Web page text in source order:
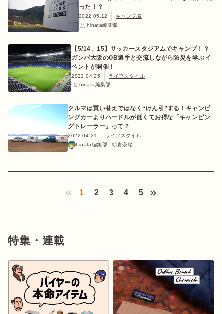
った！？
2022.05.12
キャンプ場
hinata編集部
【5/14、15】サッカースタジアムでキャンプ！？
ガンバ大阪のOB選手と交流しながら防災を学ぶイ
ベントが開催！
2022.04.25
ライフスタイル
hinata編集部
クルマは買い替えではなく“けん引”する！キャンピ
ングカーよりハードルが低くてお得な「キャンピン
グトレーラー」って？
2022.04.21
ライフスタイル
hinata編集部 朝倉奈緒
1 2 3 4 5
特集・連載